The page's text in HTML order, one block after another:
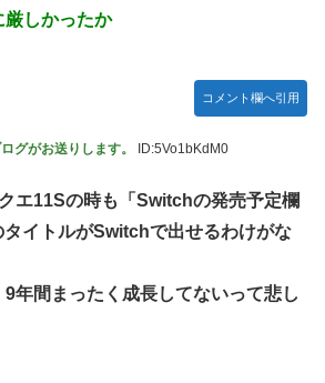
外味付けが濃いな…」
はすごいわ」「こういうのを見ると日本人
感じがしない・・・」「あれがまさに経験
けないやろくそったれ…」って思ったゲー
グル発売決定！
1万円で遊ぼう！｣ 後編公開！！！【乃木
厳しかったか
コメント欄へ引用
グがお送りします。 ID:5Vo1bKdM0
エ11Sの時も「Switchの発売予定欄
イトルがSwitchで出せるわけがな
年間まったく成長してないって悲し